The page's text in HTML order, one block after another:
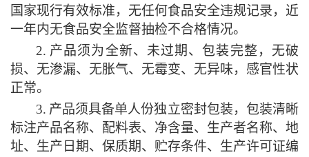
国家现行有效标准，无任何食品安全违规记录，近
一年内无食品安全监督抽检不合格情况。
2. 产品须为全新、未过期、包装完整，无破
损、无渗漏、无胀气、无霉变、无异味，感官性状
正常。
3. 产品须具备单人份独立密封包装，包装清晰
标注产品名称、配料表、净含量、生产者名称、地
址、生产日期、保质期、贮存条件、生产许可证编